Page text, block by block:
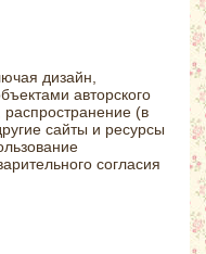
дизайн,
авторского
(в
сайты и ресурсы
согласия